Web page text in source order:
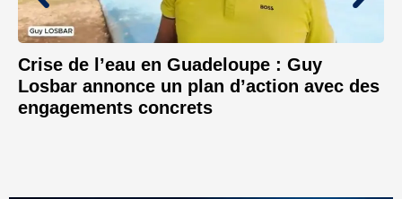
Crise de l’eau en Guadeloupe : Guy
Losbar annonce un plan d’action avec des
engagements concrets